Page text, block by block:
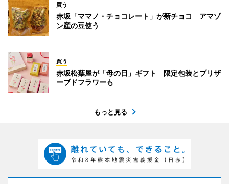
買う
赤坂「ママノ・チョコレート」が新チョコ アマゾ
ン産の豆使う
買う
赤坂松葉屋が「母の日」ギフト 限定包装とプリザ
ーブドフラワーも
もっと見る